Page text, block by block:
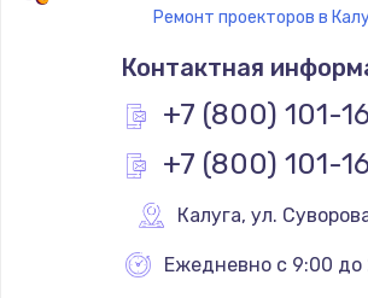
Снятие системных ошибок/
1400 руб.
Заказать
880 руб.
Заказать
Ремонт проекторов в
Контактная
+7 (800) 101-
+7 (800) 101-
Калуга, ул.
Ежедневно с 9:00 до